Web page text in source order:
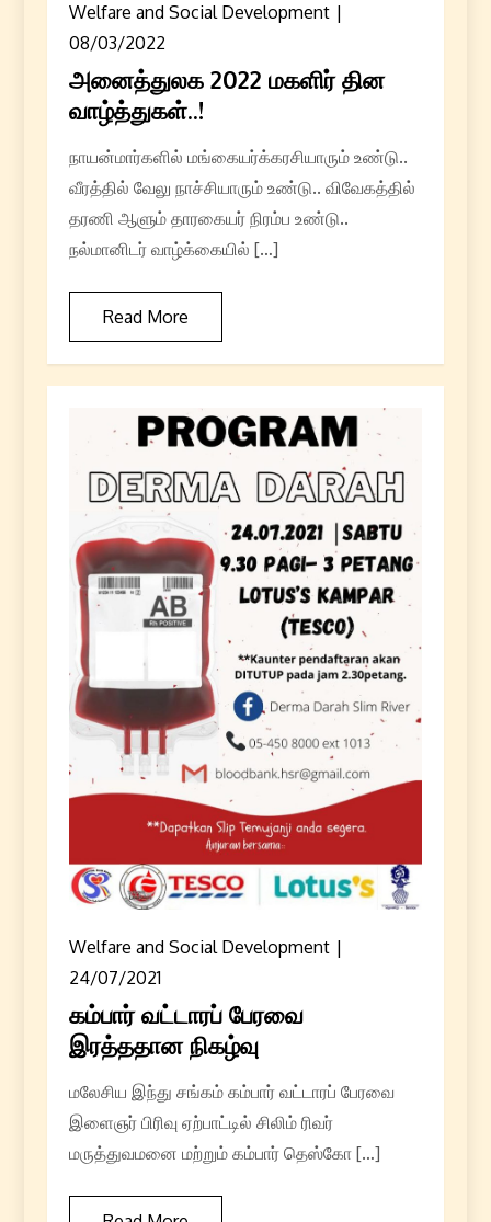
Welfare and Social Development
08/03/2022
அனைத்துலக 2022 மகளிர் தின
வாழ்த்துகள்..!
நாயன்மார்களில் மங்கையர்க்கரசியாரும் உண்டு..
வீரத்தில் வேலு நாச்சியாரும் உண்டு.. விவேகத்தில்
தரணி ஆளும் தாரகையர் நிரம்ப உண்டு..
நல்மானிடர் வாழ்க்கையில் […]
Read More
Welfare and Social Development
24/07/2021
கம்பார் வட்டாரப் பேரவை
இரத்ததான நிகழ்வு
மலேசிய இந்து சங்கம் கம்பார் வட்டாரப் பேரவை
இளைஞர் பிரிவு ஏற்பாட்டில் சிலிம் ரிவர்
மருத்துவமனை மற்றும் கம்பார் தெஸ்கோ […]